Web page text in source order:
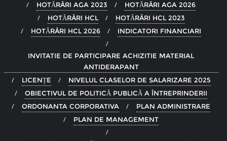
HOTĂRÂRI AGA 2023
HOTĂRÂRI AGA 2026
HOTĂRÂRI HCL
HOTĂRÂRI HCL 2023
HOTĂRÂRI HCL 2026
INDICATORI FINANCIARI
INVITATIE DE PARTICIPARE ACHIZITIE MATERIAL
ANTIDERAPANT
LICENȚE
NIVELUL CLASELOR DE SALARIZARE 2025
OBIECTIVUL DE POLITICĂ PUBLICĂ A ÎNTREPRINDERII
ORDONANTA CORPORATIVA
PLAN ADMINISTRARE
PLAN DE MANAGEMENT